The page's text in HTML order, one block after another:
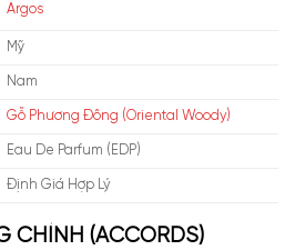
Argos
Mỹ
Nam
Gỗ Phương Đông (Oriental Woody)
Eau De Parfum (EDP)
Định Giá Hợp Lý
CHÍNH (ACCORDS)